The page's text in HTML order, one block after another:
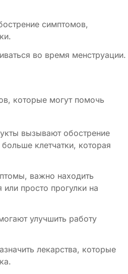
симптомов,
во время менструации.
которые могут помочь
вызывают обострение
клетчатки, которая
важно находить
просто прогулки на
улучшить работу
лекарства, которые